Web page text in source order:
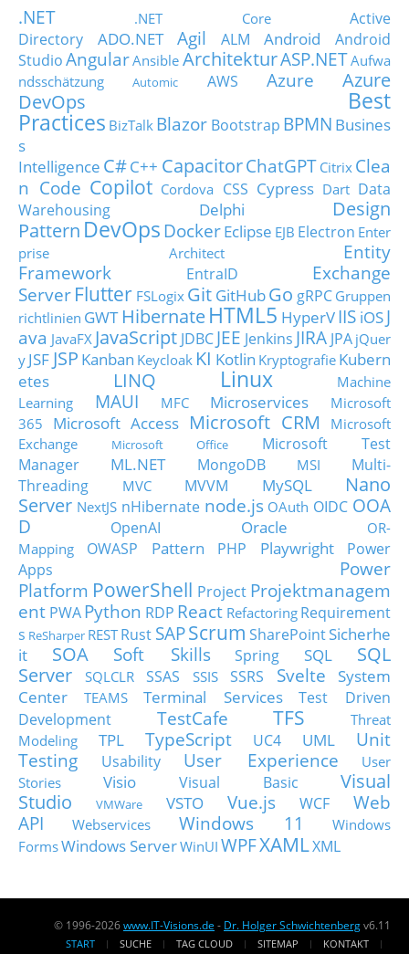
.NET .NET Core
Active
Directory
ADO.NET Agil ALM Android
Android
StudioAngularAnsible ArchitekturASP.NETAufwa
ndsschätzung
Automic AWS Azure
Azure
DevOps
Best
Practices BizTalk Blazor Bootstrap BPMN Busines
s
Intelligence C#C++ CapacitorChatGPT Citrix Clea
n Code Copilot Cordova CSS Cypress Dart Data
Warehousing
Delphi
Design
Pattern DevOps DockerEclipse EJB Electron Enter
prise Architect
Entity
Framework
EntraID
Exchange
Server Flutter FSLogix Git GitHubGo gRPC Gruppen
richtlinien GWT HibernateHTML5 HyperVIIS iOSJ
ava JavaFX JavaScript JDBC JEE Jenkins JIRA JPA jQuer
y JSF JSP Kanban Keycloak KI Kotlin Kryptografie Kubern
etes
LINQ Linux
Machine
Learning
MAUI MFC Microservices
Microsoft
365
Microsoft Access Microsoft CRM
Microsoft
Exchange
Microsoft Office
Microsoft Test
Manager
ML.NET MongoDB MSI
Multi-
Threading
MVC MVVM MySQL
Nano
Server NextJS nHibernate node.js OAuth OIDC OOA
D
OpenAI Oracle
OR-
Mapping
OWASP Pattern PHP Playwright
Power
Apps
Power
Platform PowerShell Project Projektmanagem
ent PWA Python RDP React Refactoring Requirement
s ReSharper RESTRust SAPScrum SharePointSicherhe
it
SOA Soft Skills Spring SQL
SQL
Server
SQLCLR SSAS SSIS SSRS Svelte
System
Center
TEAMS Terminal Services
Test Driven
Development
TestCafe TFS
Threat
Modeling
TPL TypeScript UC4 UML
Unit
Testing
Usability User Experience
User
Stories
Visio Visual Basic
Visual
Studio
VMWare VSTO Vue.js WCF
Web
API
Webservices Windows 11
Windows
FormsWindows ServerWinUI WPFXAMLXML
© 1996-2026www.IT-Visions.de - Dr. Holger Schwichtenbergv6.11
START SUCHE TAG CLOUD SITEMAP
KONTAKT